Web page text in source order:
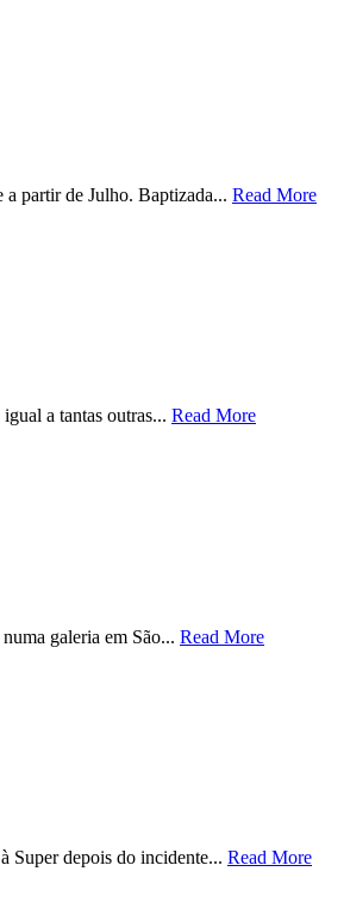
partir de Julho. Baptizada... Read More
a tantas outras... Read More
galeria em São... Read More
Super depois do incidente... Read More